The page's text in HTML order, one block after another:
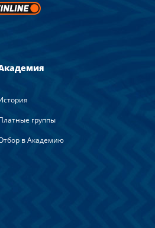
группы
в Академию